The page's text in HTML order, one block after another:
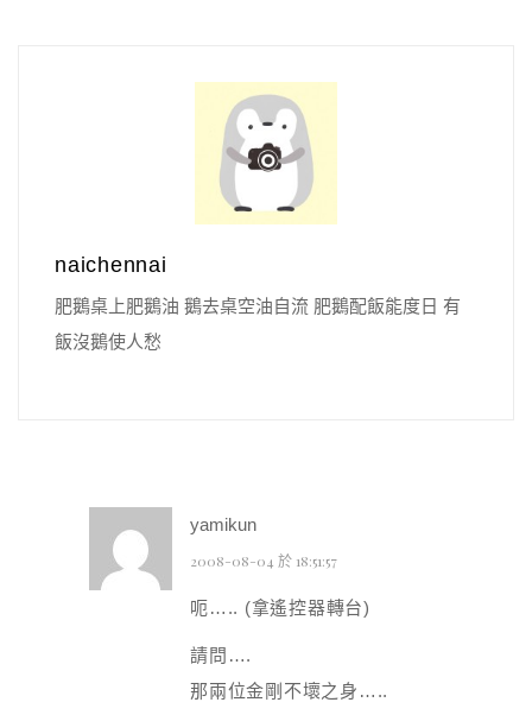
naichennai
肥鵝桌上肥鵝油 鵝去桌空油自流 肥鵝配飯能度日 有
飯沒鵝使人愁
yamikun
2008-08-04 於 18:51:57
呃….. (拿遙控器轉台)
請問….
那兩位金剛不壞之身…..